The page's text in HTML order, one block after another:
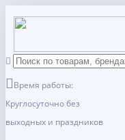
Время работы:
Круглосуточно без
выходных и праздников